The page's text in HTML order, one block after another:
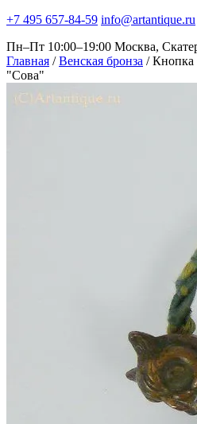
+7 495 657-84-59 info@artantique.ru
Пн–Пт 10:00–19:00 Москва,
Главная / Венская бронза / Кнопка
"Сова"